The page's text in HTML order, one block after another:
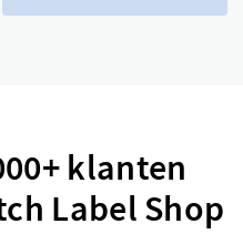
klanten
Label Shop